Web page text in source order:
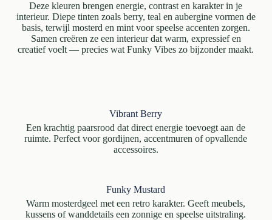
Deze kleuren brengen energie, contrast en karakter in je
interieur. Diepe tinten zoals berry, teal en aubergine vormen de
basis, terwijl mosterd en mint voor speelse accenten zorgen.
Samen creëren ze een interieur dat warm, expressief en
creatief voelt — precies wat Funky Vibes zo bijzonder maakt.
Vibrant Berry
Een krachtig paarsrood dat direct energie toevoegt aan de
ruimte. Perfect voor gordijnen, accentmuren of opvallende
accessoires.
Funky Mustard
Warm mosterdgeel met een retro karakter. Geeft meubels,
kussens of wanddetails een zonnige en speelse uitstraling.